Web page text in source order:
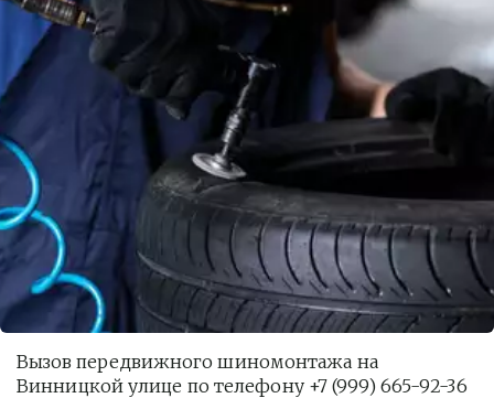
Вызов передвижного шиномонтажа на
Винницкой улице по телефону +7 (999) 665-92-36